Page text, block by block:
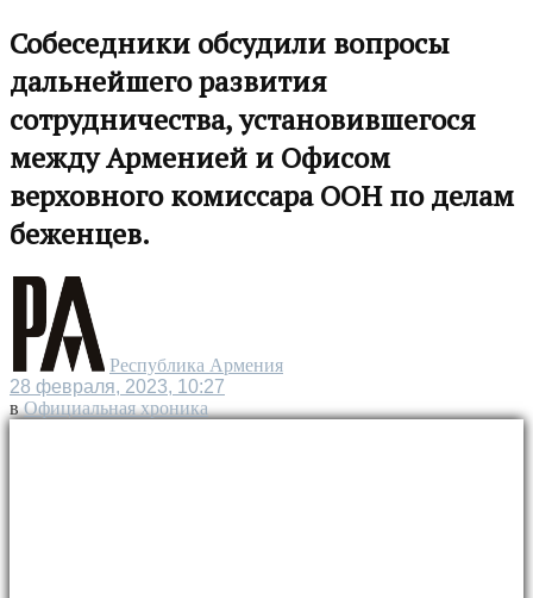
Собеседники обсудили вопросы
дальнейшего развития
сотрудничества, установившегося
между Арменией и Офисом
верховного комиссара ООН по делам
беженцев.
Республика Армения
28 февраля, 2023, 10:27
в Официальная хроника